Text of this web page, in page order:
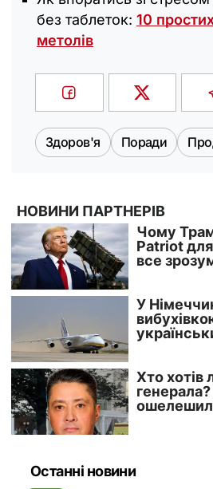
без таблеток: 10
метолів
Здоров'я Поради
Останні новини